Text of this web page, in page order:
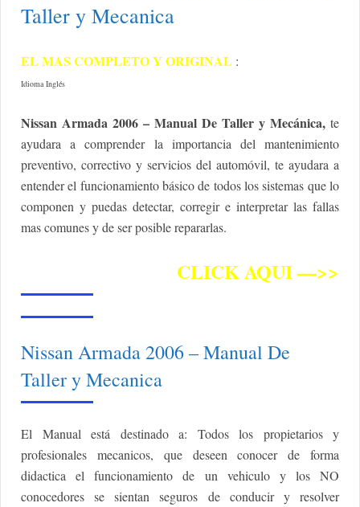
Taller y Mecanica
EL MAS COMPLETO Y ORIGINAL :
Idioma Inglés
Nissan Armada 2006 – Manual De Taller y Mecánica, te
ayudara a comprender la importancia del mantenimiento
preventivo, correctivo y servicios del automóvil, te ayudara a
entender el funcionamiento básico de todos los sistemas que lo
componen y puedas detectar, corregir e interpretar las fallas
mas comunes y de ser posible repararlas.
CLICK AQUI —>>
Nissan Armada 2006 – Manual De
Taller y Mecanica
El Manual está destinado a: Todos los propietarios y
profesionales mecanicos, que deseen conocer de forma
didactica el funcionamiento de un vehiculo y los NO
conocedores se sientan seguros de conducir y resolver